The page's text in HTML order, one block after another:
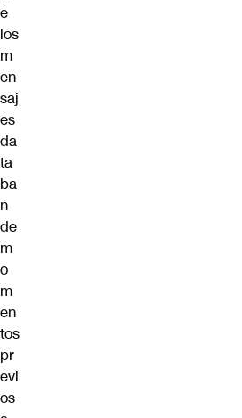
e
los
m
en
saj
es
da
ta
ba
n
de
m
o
m
en
tos
pr
evi
os